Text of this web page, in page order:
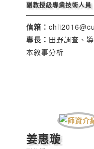
副教授級專業技術人員
信箱：
專長： 田野調查、
本敘事分析
姜惠璇